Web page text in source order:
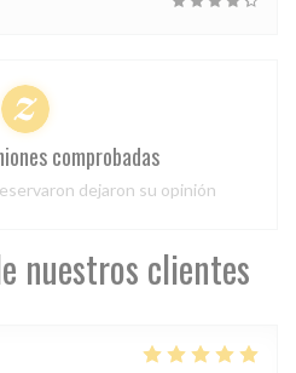
nuestros clientes
comprobadas
dejaron su opinión